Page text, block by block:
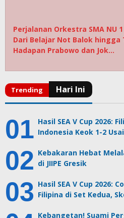
Perjalanan Orkestra SMA NU
Dari Belajar Not Balok hingga
Hadapan Prabowo dan Jok…
Hasil SEA V Cup 2026:
Indonesia Keok 1-2
Kebakaran Hebat
di JIIPE Gresik
Hasil SEA V Cup 2026:
Filipina di Set Kedua,
Kebangetan! Suami